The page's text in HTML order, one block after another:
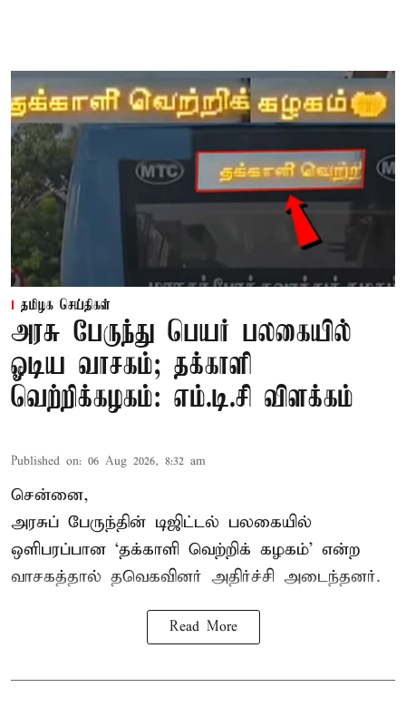
தமிழக செய்திகள்
அரசு பேருந்து பெயர் பலகையில்
ஓடிய வாசகம்; தக்காளி
வெற்றிக்கழகம்: எம்.டி.சி விளக்கம்
Published on: 06 Aug 2026, 8:32 am
சென்னை,
அரசுப் பேருந்தின் டிஜிட்டல் பலகையில்
ஒளிபரப்பான ‘தக்காளி வெற்றிக் கழகம்’ என்ற
வாசகத்தால் தவெகவினர் அதிர்ச்சி அடைந்தனர்.
Read More